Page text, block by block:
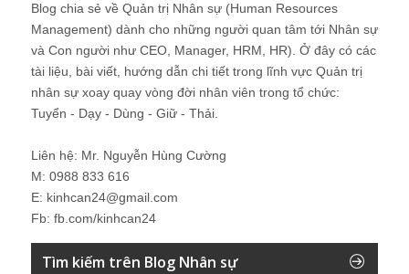
Blog chia sẻ về Quản trị Nhân sự (Human Resources
Management) dành cho những người quan tâm tới Nhân sự
và Con người như CEO, Manager, HRM, HR). Ở đây có các
tài liệu, bài viết, hướng dẫn chi tiết trong lĩnh vực Quản trị
nhân sự xoay quay vòng đời nhân viên trong tổ chức:
Tuyển - Dạy - Dùng - Giữ - Thải.
Liên hệ: Mr. Nguyễn Hùng Cường
M: 0988 833 616
E: kinhcan24@gmail.com
Fb: fb.com/kinhcan24
Tìm kiếm trên Blog Nhân sự